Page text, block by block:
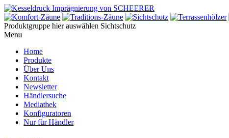
Produktgruppe hier auswählen Sichtschutz
Menu
Home
Produkte
Über Uns
Kontakt
Newsletter
Händlersuche
Mediathek
Konfiguratoren
Nur für Händler